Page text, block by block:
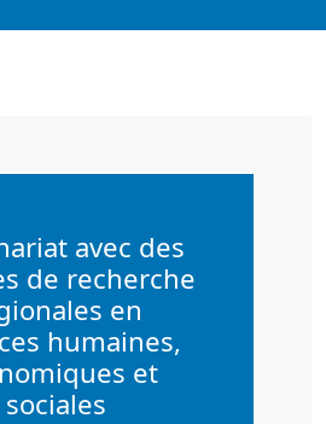
avec des
de recherche
en
humaines,
et
sociales